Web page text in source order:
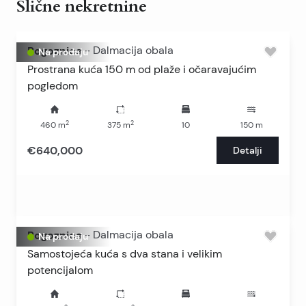
Slične nekretnine
Na prodaju
Rogoznica - Dalmacija obala
Prostrana kuća 150 m od plaže i očaravajućim
pogledom
460 m2 375m2 10 150m
€640,000 Detalji
Na prodaju
Rogoznica - Dalmacija obala
Samostojeća kuća s dva stana i velikim
potencijalom